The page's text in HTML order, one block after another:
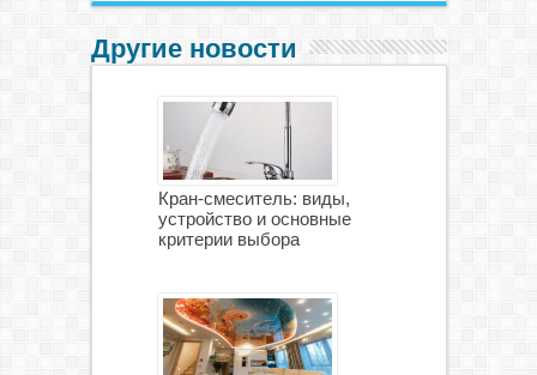
Другие новости
Кран-смеситель: виды,
устройство и основные
критерии выбора